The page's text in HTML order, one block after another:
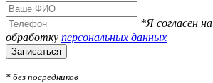
*Я согласен на
обработку персональных данных
Записаться
* без посредников